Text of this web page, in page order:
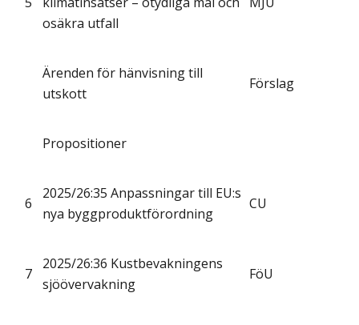
osäkra utfall
Ärenden för hänvisning till
utskott
Förslag
Propositioner
6
2025/26:35 Anpassningar till EU:s
nya byggproduktförordning
CU
7
2025/26:36 Kustbevakningens
sjöövervakning
FöU